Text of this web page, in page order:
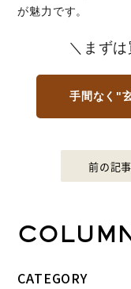
が魅力です。
＼まず
手間なく"
前の記
COLUMN
CATEGORY